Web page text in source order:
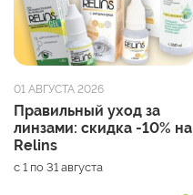
01 АВГУСТА 2026
Правильный уход за
линзами: скидка -10% на
Relins
с 1 по 31 августа